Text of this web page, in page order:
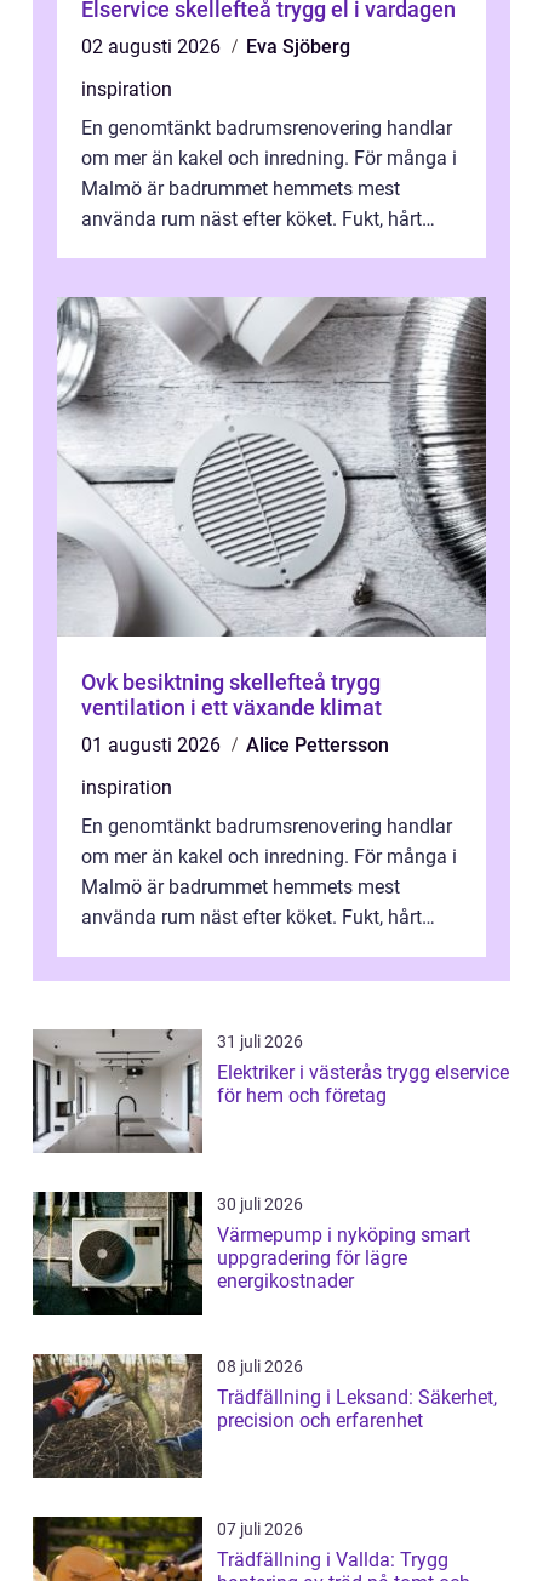
Elservice skellefteå trygg el i vardagen
02 augusti 2026
Eva Sjöberg
inspiration
En genomtänkt badrumsrenovering handlar
om mer än kakel och inredning. För många i
Malmö är badrummet hemmets mest
använda rum näst efter köket. Fukt, hårt
Ovk besiktning skellefteå trygg
ventilation i ett växande klimat
01 augusti 2026
Alice Pettersson
inspiration
En genomtänkt badrumsrenovering handlar
om mer än kakel och inredning. För många i
Malmö är badrummet hemmets mest
använda rum näst efter köket. Fukt, hårt
...
31 juli 2026
Elektriker i västerås trygg elservice
för hem och företag
30 juli 2026
Värmepump i nyköping smart
uppgradering för lägre
energikostnader
08 juli 2026
Trädfällning i Leksand: Säkerhet,
precision och erfarenhet
07 juli 2026
Trädfällning i Vallda: Trygg